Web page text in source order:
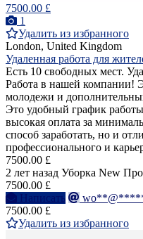
7500.00 £
1
Удалить из избранного
London, United Kingdom
Удаленная работа для
Есть 10 свободных мест.
Работа в нашей компании!
молодежи и
Это удобный график
высокая оплата за
способ заработать, но и
профессионального и
7500.00 £
2 лет назад Уборка New
7500.00 £
Написать
7500.00 £
Удалить из избранного